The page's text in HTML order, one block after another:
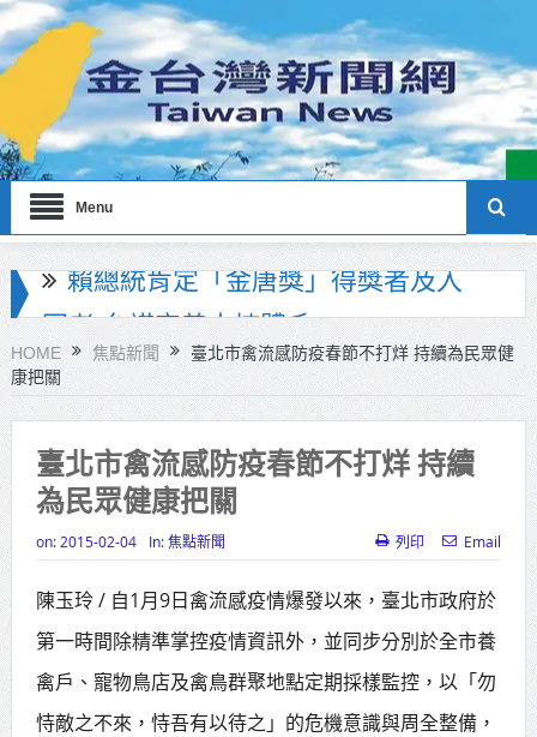
Menu
海巡署南部分署主官大換血 蔡順元
勉提升巡防戰力
北市鮮奶週報再升級！8月31日補助
擴大至國中生
雙北合作里程碑！萬大線動態測試
侯友宜蔣萬安攜手視察
北形象館亮相
打鐵厝北側產業園區產業設施公共
HOME 焦點新聞
臺北市禽流感防疫春節不打烊 持續為民眾健
康把關
臺北市禽流感防疫春節不打烊 持續
為民眾健康把關
on: 2015-02-04 In:焦點新聞 列印 Email
陳玉玲 / 自1月9日禽流感疫情爆發以來，臺北市政府於
第一時間除精準掌控疫情資訊外，並同步分別於全市養
禽戶、寵物鳥店及禽鳥群聚地點定期採樣監控，以「勿
恃敵之不來，恃吾有以待之」的危機意識與周全整備，